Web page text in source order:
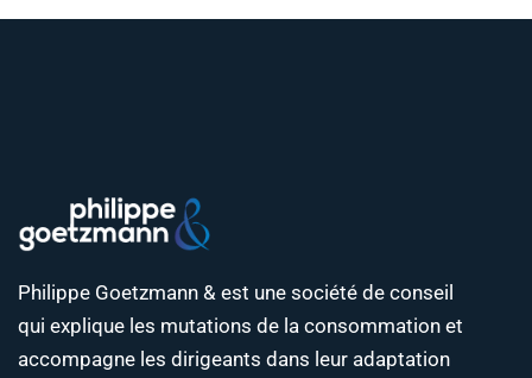
Philippe Goetzmann & est une société de conseil
qui explique les mutations de la consommation et
accompagne les dirigeants dans leur adaptation